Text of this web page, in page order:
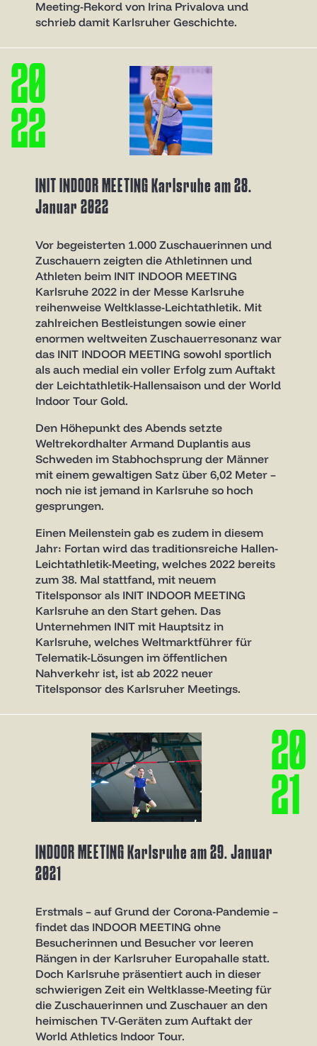
Meeting-Rekord von Irina Privalova und
schrieb damit Karlsruher Geschichte.
20
22
INIT INDOOR MEETING Karlsruhe am 28.
Januar 2022
Vor begeisterten 1.000 Zuschauerinnen und
Zuschauern zeigten die Athletinnen und
Athleten beim INIT INDOOR MEETING
Karlsruhe 2022 in der Messe Karlsruhe
reihenweise Weltklasse-Leichtathletik. Mit
zahlreichen Bestleistungen sowie einer
enormen weltweiten Zuschauerresonanz war
das INIT INDOOR MEETING sowohl sportlich
als auch medial ein voller Erfolg zum Auftakt
der Leichtathletik-Hallensaison und der World
Indoor Tour Gold.
Den Höhepunkt des Abends setzte
Weltrekordhalter Armand Duplantis aus
Schweden im Stabhochsprung der Männer
mit einem gewaltigen Satz über 6,02 Meter –
noch nie ist jemand in Karlsruhe so hoch
gesprungen.
Einen Meilenstein gab es zudem in diesem
Jahr: Fortan wird das traditionsreiche Hallen-
Leichtathletik-Meeting, welches 2022 bereits
zum 38. Mal stattfand, mit neuem
Titelsponsor als INIT INDOOR MEETING
Karlsruhe an den Start gehen. Das
Unternehmen INIT mit Hauptsitz in
Karlsruhe, welches Weltmarktführer für
Telematik-Lösungen im öffentlichen
Nahverkehr ist, ist ab 2022 neuer
Titelsponsor des Karlsruher Meetings.
20
2
INDOOR MEETING Karlsruhe am 29. Januar
2021
Erstmals – auf Grund der Corona-Pandemie –
findet das INDOOR MEETING ohne
Besucherinnen und Besucher vor leeren
Rängen in der Karlsruher Europahalle statt.
Doch Karlsruhe präsentiert auch in dieser
schwierigen Zeit ein Weltklasse-Meeting für
die Zuschauerinnen und Zuschauer an den
heimischen TV-Geräten zum Auftakt der
World Athletics Indoor Tour.